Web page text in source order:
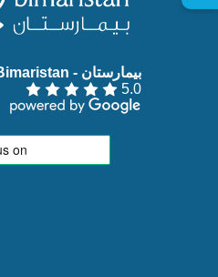
بيمارستان - Bimaristan‏
5.0